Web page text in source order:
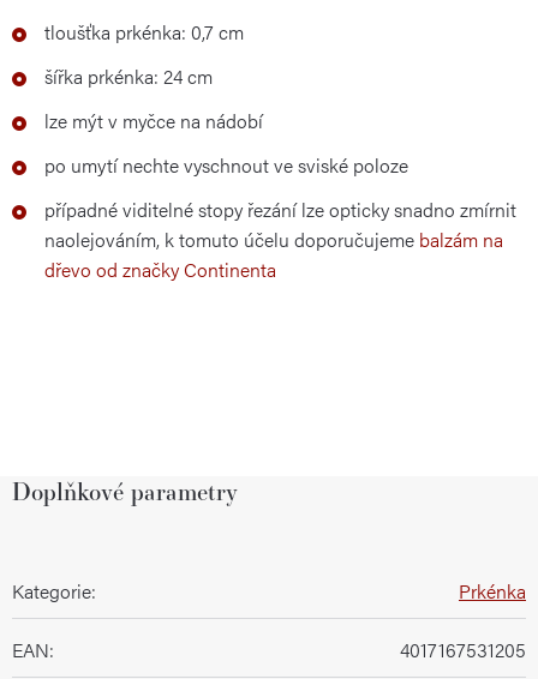
tloušťka prkénka: 0,7 cm
šířka prkénka: 24 cm
lze mýt v myčce na nádobí
po umytí nechte vyschnout ve sviské poloze
případné viditelné stopy řezání lze opticky snadno zmírnit
naolejováním, k tomuto účelu doporučujeme balzám na
dřevo od značky Continenta
Doplňkové parametry
Kategorie: Prkénka
EAN: 4017167531205